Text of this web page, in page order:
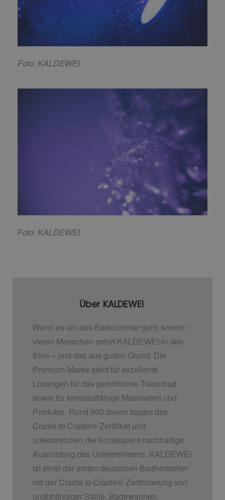
Foto: KALDEWEI
Foto: KALDEWEI
Über KALDEWEI
Wenn es um das Badezimmer geht, kommt
vielen Menschen sofort KALDEWEI in den
Sinn – und das aus gutem Grund: Die
Premium-Marke steht für exzellente
Lösungen für das persönliche Traumbad
sowie für kreislauffähige Materialien und
Produkte. Rund 600 davon tragen das
Cradle to Cradle® Zertifikat und
unterstreichen die konsequent nachhaltige
Ausrichtung des Unternehmens. KALDEWEI
ist einer der ersten deutschen Badhersteller
mit der Cradle to Cradle® Zertifizierung von
unabhängiger Stelle. Badewannen,